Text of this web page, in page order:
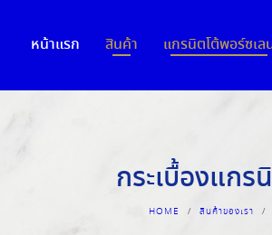
หน้าแรก สินค้า แกรนิตโต้พอร์ซเล
กระเบื้องแกร
HOME / สินค้าของเรา /